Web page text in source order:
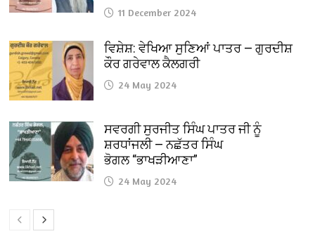
11 December 2024
ਵਿਸ਼ੇਸ਼: ਵੇਖਿਆ ਸੁਣਿਆਂ ਪਾਤਰ — ਗੁਰਦੀਸ਼
ਕੌਰ ਗਰੇਵਾਲ ਕੈਲਗਰੀ
24 May 2024
ਸਵਰਗੀ ਸੁਰਜੀਤ ਸਿੰਘ ਪਾਤਰ ਜੀ ਨੂੰ
ਸ਼ਰਧਾਂਜਲੀ — ਨਛੱਤਰ ਸਿੰਘ
ਭੋਗਲ “ਭਾਖੜੀਆਣਾ”
24 May 2024